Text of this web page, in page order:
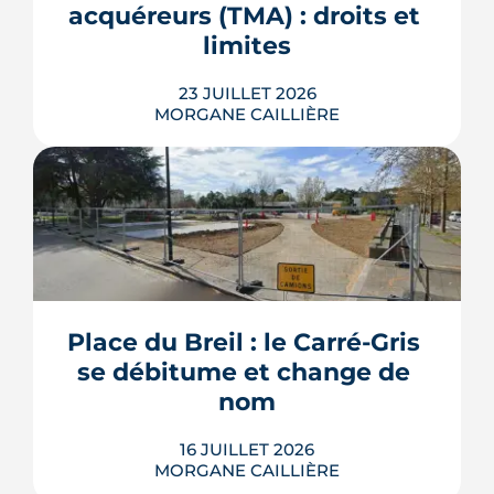
un projet d'achat.
LIRE L'ARTICLE
acquéreurs (TMA) : droits et
limites
23 JUILLET 2026
MORGANE CAILLIÈRE
Les travaux modificatifs acquéreur
(TMA) permettent de personnaliser les
plans d'un logement en VEFA, sous
réserve de la faisabilité technique et de
l'accord du promoteur. Distincts des
livraison, ces aménagements
s'encadrent par un contrat spécifique
Place du Breil : le Carré-Gris
se débitume et change de
nom
16 JUILLET 2026
MORGANE CAILLIÈRE